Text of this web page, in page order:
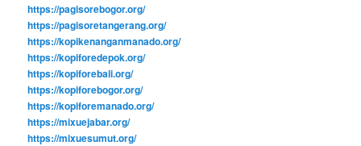
https://pagisorebogor.org/
https://pagisoretangerang.org/
https://kopikenanganmanado.org/
https://kopiforedepok.org/
https://kopiforebali.org/
https://kopiforebogor.org/
https://kopiforemanado.org/
https://mixuejabar.org/
https://mixuesumut.org/